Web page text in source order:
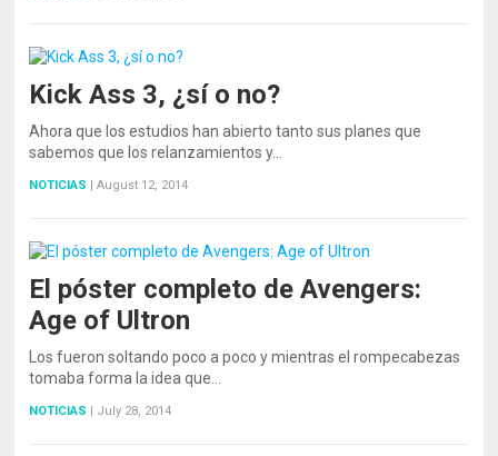
Kick Ass 3, ¿sí o no?
Ahora que los estudios han abierto tanto sus planes que
sabemos que los relanzamientos y…
NOTICIAS August 12, 2014
El póster completo de Avengers:
Age of Ultron
Los fueron soltando poco a poco y mientras el rompecabezas
tomaba forma la idea que…
NOTICIAS July 28, 2014